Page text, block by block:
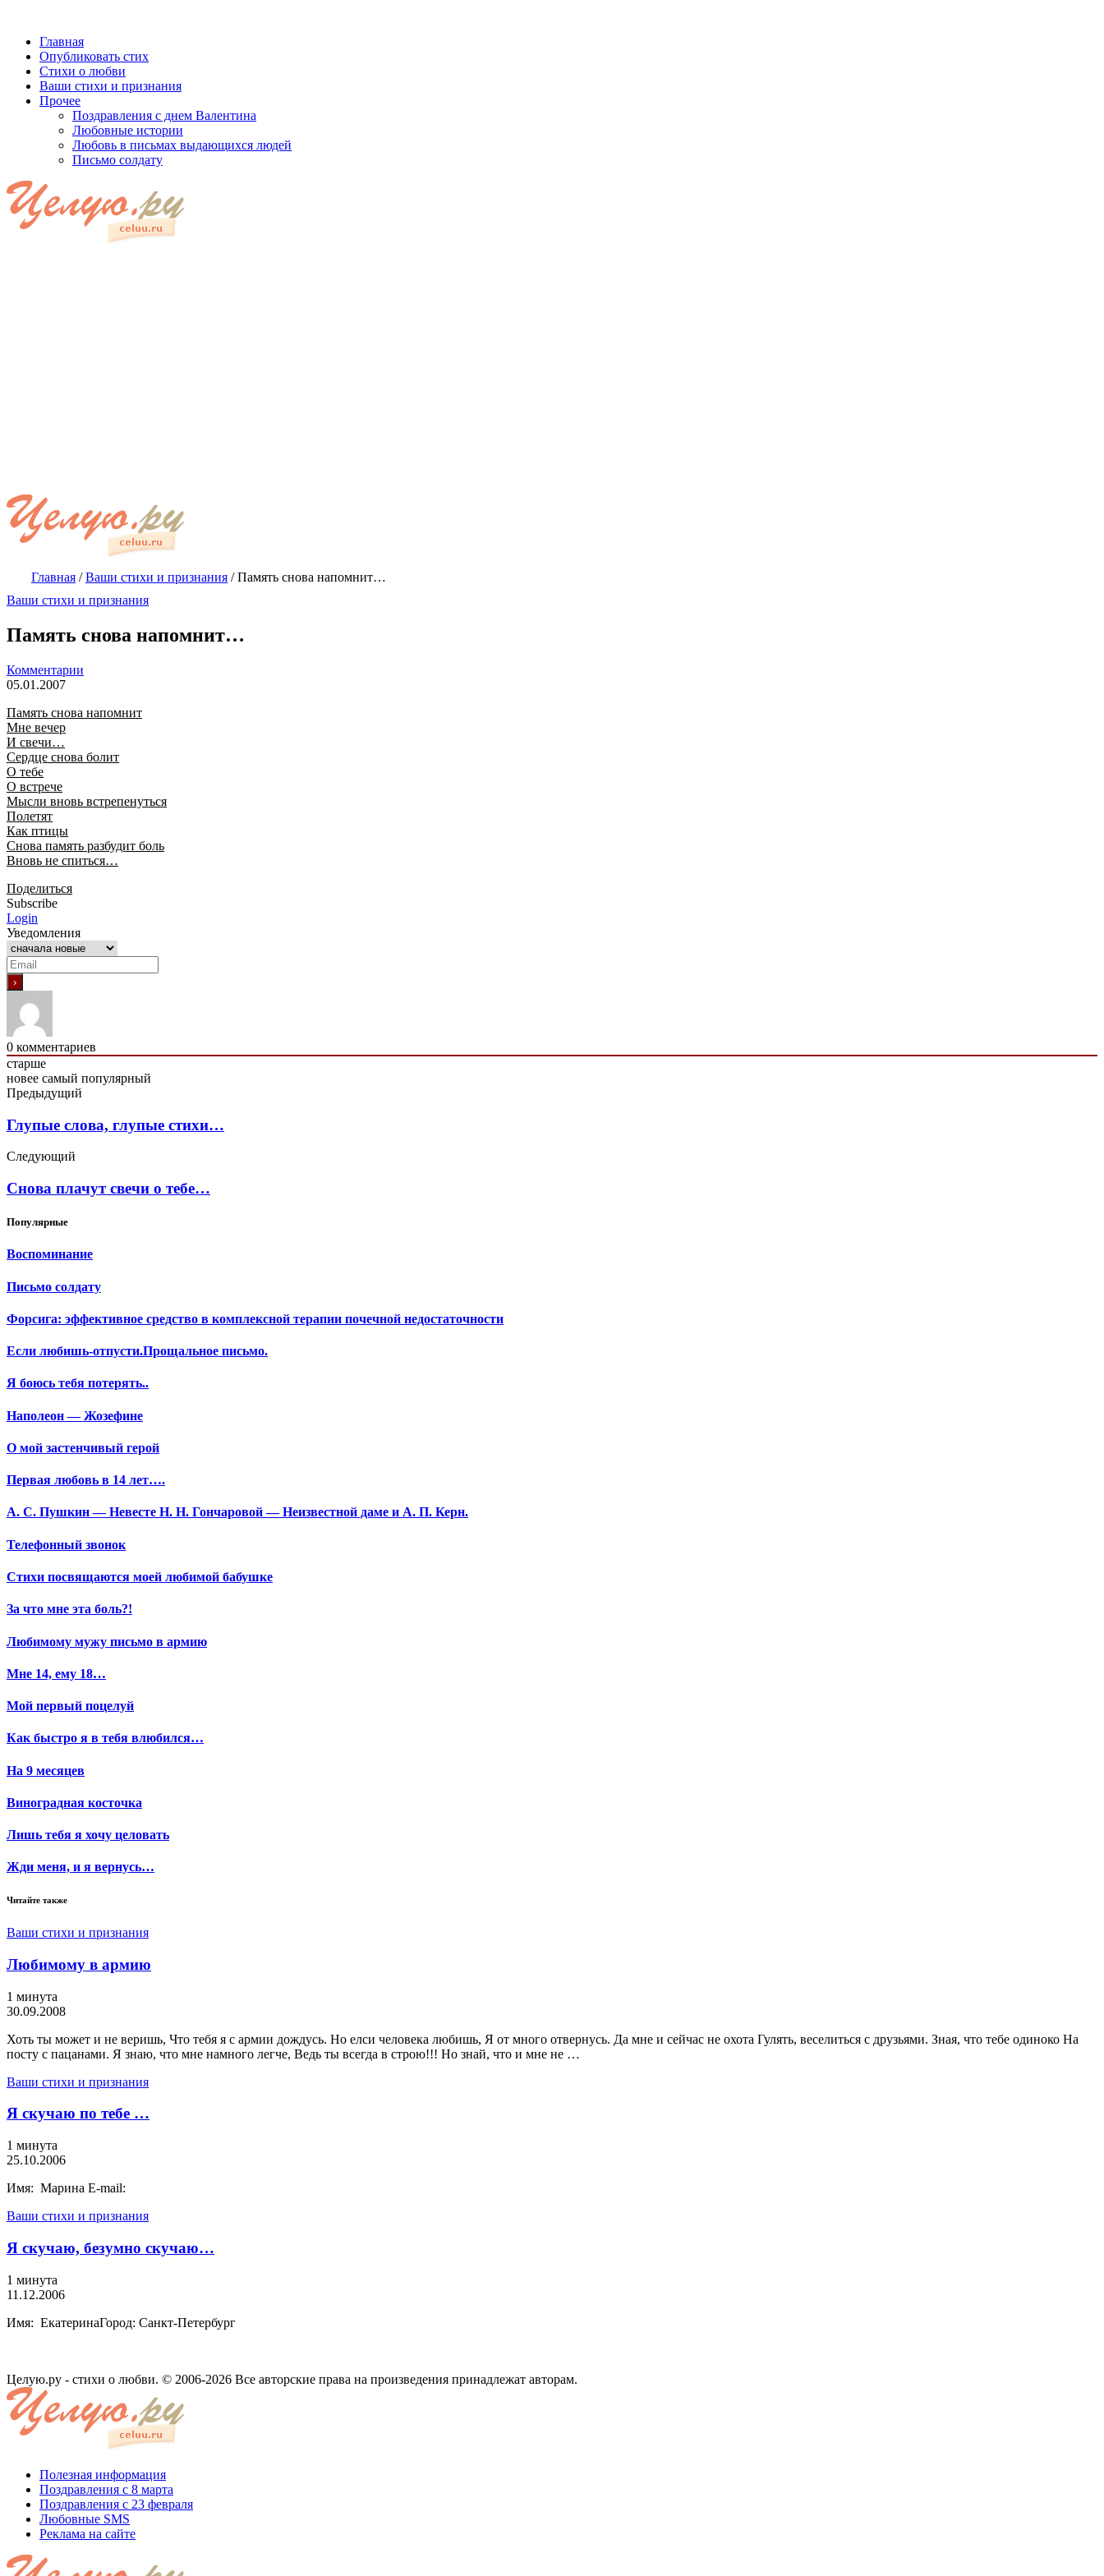
Главная
Опубликовать стих
Стихи о любви
Ваши стихи и признания
Прочее
Поздравления с днем Валентина
Любовные истории
Любовь в письмах выдающихся людей
Письмо солдату
Главная /Ваши стихи и признания /Память снова напомнит…
Ваши стихи и признания
Память снова напомнит…
Комментарии
05.01.2007
Память снова напомнит
Мне вечер
И свечи…
Сердце снова болит
О тебе
О встрече
Мысли вновь встрепенуться
Полетят
Как птицы
Снова память разбудит боль
Вновь не спиться…
Поделиться
Subscribe
Login
Уведомления
0 комментариев
старше
новее самый популярный
Предыдущий
Глупые слова, глупые стихи…
Следующий
Снова плачут свечи о тебе…
Популярные
Воспоминание
Письмо солдату
Форсига: эффективное средство в комплексной терапии почечной недостаточности
Если любишь-отпусти.Прощальное письмо.
Я боюсь тебя потерять..
Наполеон — Жозефине
О мой застенчивый герой
Первая любовь в 14 лет….
А. С. Пушкин — Невесте Н. Н. Гончаровой — Неизвестной даме и А. П. Керн.
Телефонный звонок
Стихи посвящаются моей любимой бабушке
За что мне эта боль?!
Любимому мужу письмо в армию
Мне 14, ему 18…
Мой первый поцелуй
Как быстро я в тебя влюбился…
На 9 месяцев
Виноградная косточка
Лишь тебя я хочу целовать
Жди меня, и я вернусь…
Читайте также
Ваши стихи и признания
Любимому в армию
1 минута
30.09.2008
Хоть ты может и не веришь, Что тебя я с армии дождусь. Но елси человека любишь, Я от много отвернусь. Да мне и сейчас не охота Гулять, веселиться с друзьями. Зная, что тебе одиноко На
посту с пацанами. Я знаю, что мне намного легче, Ведь ты всегда в строю!!! Но знай, что и мне не …
Ваши стихи и признания
Я скучаю по тебе …
1 минута
25.10.2006
Имя: Марина E-mail:
Ваши стихи и признания
Я скучаю, безумно скучаю…
1 минута
11.12.2006
Имя: ЕкатеринаГород: Санкт-Петербург
Целую.ру - стихи о любви. © 2006-2026 Все авторские права на произведения принадлежат авторам.
Полезная информация
Поздравления с 8 марта
Поздравления с 23 февраля
Любовные SMS
Реклама на сайте